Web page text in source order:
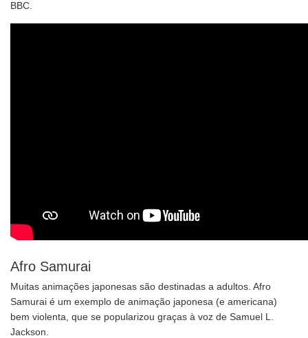
BBC.
Afro Samurai
Muitas animações japonesas são destinadas a adultos. Afro
Samurai é um exemplo de animação japonesa (e americana)
bem violenta, que se popularizou graças à voz de Samuel L.
Jackson.